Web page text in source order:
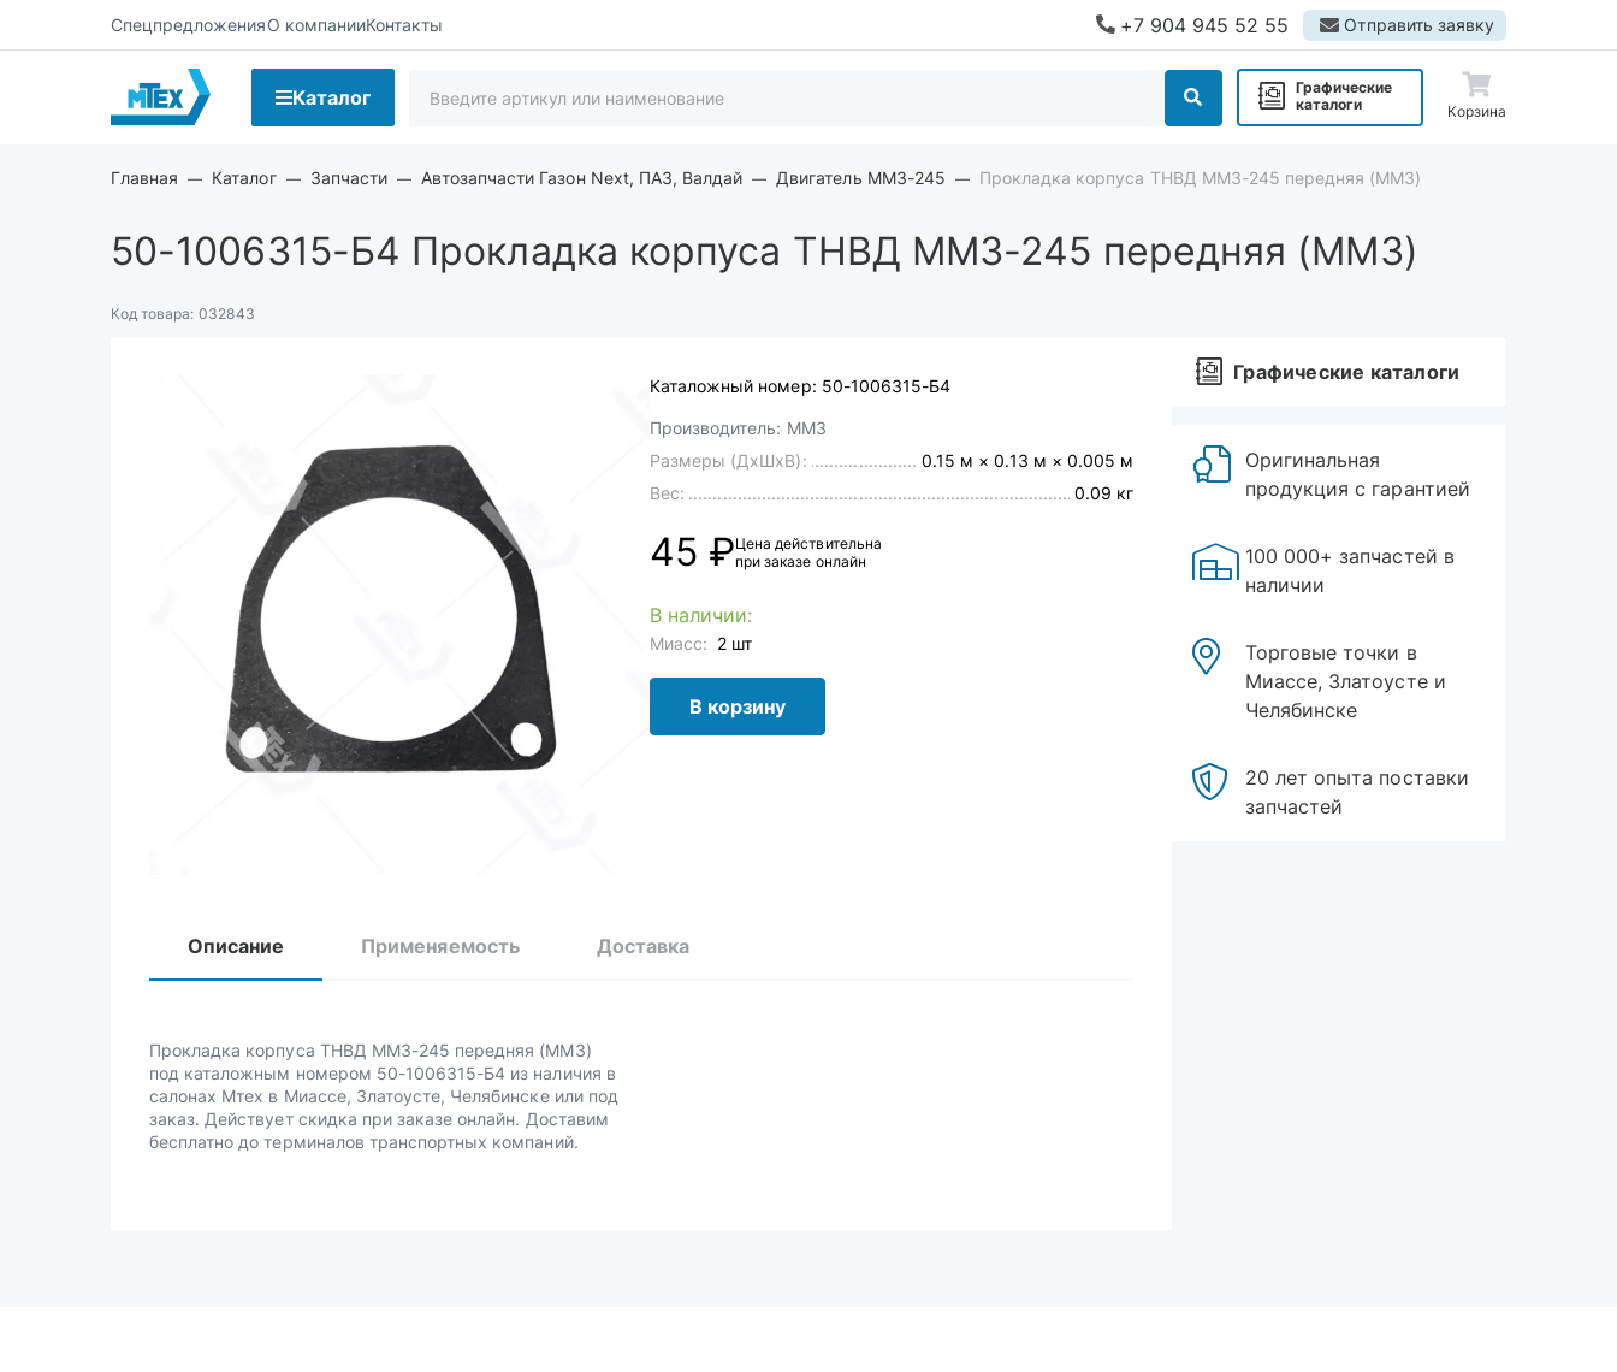
СпецпредложенияО компанииКонтакты +7 904 945 52 55 Отправить заявку
Каталог
Графические
каталоги
Корзина
Главная Каталог Запчасти Автозапчасти Газон Next, ПАЗ, Валдай Двигатель ММЗ-245 Прокладка корпуса ТНВД ММЗ-245 передняя (ММЗ)
50-1006315-Б4 Прокладка корпуса ТНВД ММЗ-245 передняя (ММЗ)
Код товара: 032843
Каталожный номер: 50-1006315-Б4
Производитель: ММЗ
Размеры (ДхШхВ):
0.15 м × 0.13 м × 0.005 м
Вес:
0.09 кг
45 ₽Цена действительна
при заказе онлайн
В наличии:
Миасс: 2 шт
В корзину
Описание Применяемость Доставка
Прокладка корпуса ТНВД ММЗ-245 передняя (ММЗ)
под каталожным номером 50-1006315-Б4 из наличия в
салонах Мтех в Миассе, Златоусте, Челябинске или под
заказ. Действует скидка при заказе онлайн. Доставим
бесплатно до терминалов транспортных компаний.
Графические каталоги
Оригинальная
продукция с гарантией
100 000+ запчастей в
наличии
Торговые точки в
Миассе, Златоусте и
Челябинске
20 лет опыта поставки
запчастей